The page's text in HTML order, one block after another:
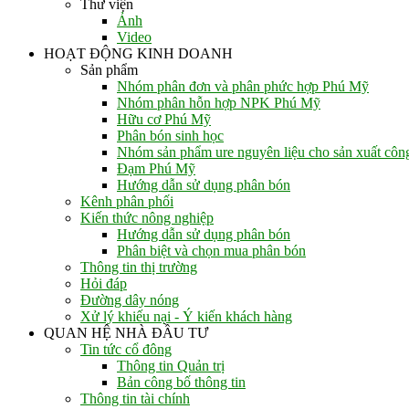
Thư viện
Ảnh
Video
HOẠT ĐỘNG KINH DOANH
Sản phẩm
Nhóm phân đơn và phân phức hợp Phú Mỹ
Nhóm phân hỗn hợp NPK Phú Mỹ
Hữu cơ Phú Mỹ
Phân bón sinh học
Nhóm sản phẩm ure nguyên liệu cho sản xuất
Đạm Phú Mỹ
Hướng dẫn sử dụng phân bón
Kênh phân phối
Kiến thức nông nghiệp
Hướng dẫn sử dụng phân bón
Phân biệt và chọn mua phân bón
Thông tin thị trường
Hỏi đáp
Đường dây nóng
Xử lý khiếu nại - Ý kiến khách hàng
QUAN HỆ NHÀ ĐẦU TƯ
Tin tức cổ đông
Thông tin Quản trị
Bản công bố thông tin
Thông tin tài chính